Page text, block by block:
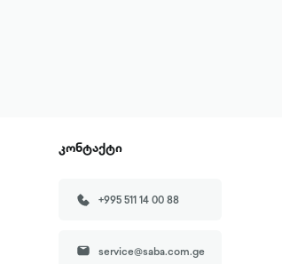
კონტაქტი
+995 511 14 00 88
service@saba.com.ge